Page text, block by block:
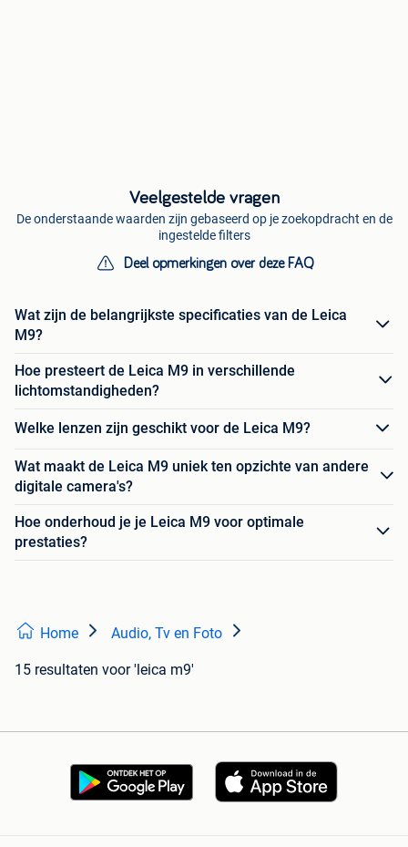
Veelgestelde vragen
De onderstaande waarden zijn gebaseerd op je zoekopdracht en de
ingestelde filters
Deel opmerkingen over deze FAQ
Wat zijn de belangrijkste specificaties van de Leica
M9?
Hoe presteert de Leica M9 in verschillende
lichtomstandigheden?
Welke lenzen zijn geschikt voor de Leica M9?
Wat maakt de Leica M9 uniek ten opzichte van andere
digitale camera's?
Hoe onderhoud je je Leica M9 voor optimale
prestaties?
Home Audio, Tv en Foto
15 resultaten voor 'leica m9'